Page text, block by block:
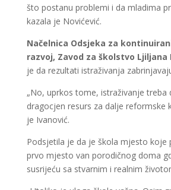
što postanu problemi i da mladima
kazala je Novićević.
Načelnica Odsjeka za
razvoj, Zavod za školstvo Ljiljana
je da rezultati istraživanja
„No, uprkos tome, istraživanje treba
dragocjen resurs za dalje reformske
je Ivanović.
Podsjetila je da je škola mjesto koje
prvo mjesto van porodičnog doma
susrijeću sa stvarnim i realnim